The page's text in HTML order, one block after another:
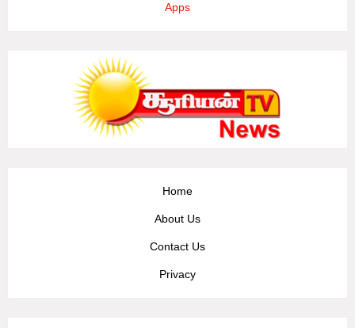
Apps
Home
About Us
Contact Us
Privacy